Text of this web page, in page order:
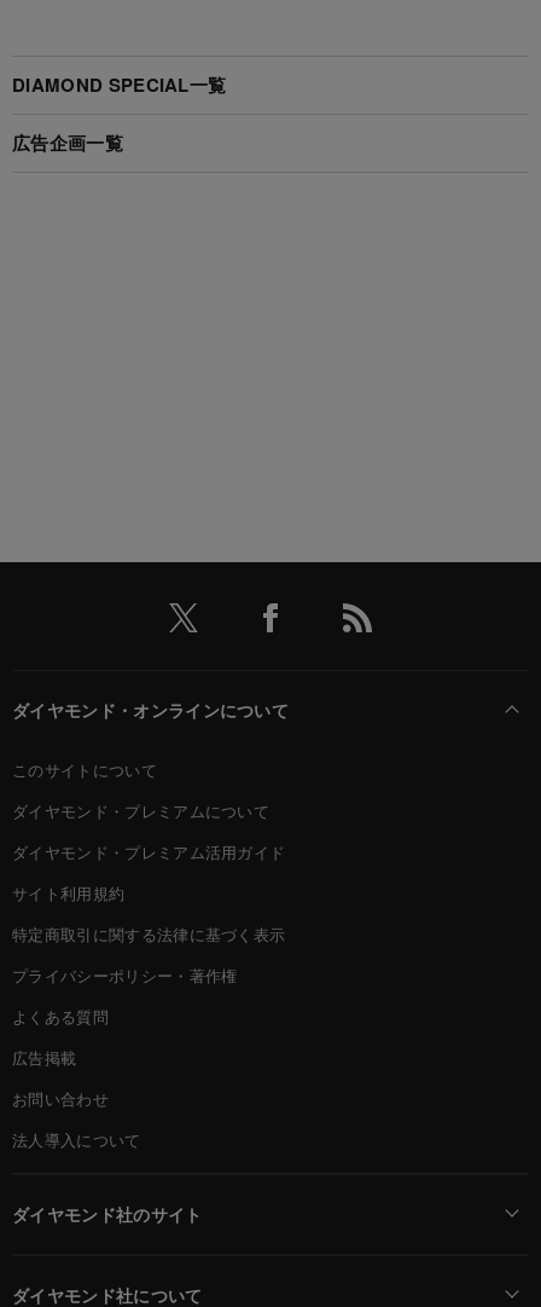
DIAMOND SPECIAL一覧
広告企画一覧
ダイヤモンド・オンラインについて
このサイトについて
ダイヤモンド・プレミアムについて
ダイヤモンド・プレミアム活用ガイド
サイト利用規約
特定商取引に関する法律に基づく表示
プライバシーポリシー・著作権
よくある質問
広告掲載
お問い合わせ
法人導入について
ダイヤモンド社のサイト
ダイヤモンド社について